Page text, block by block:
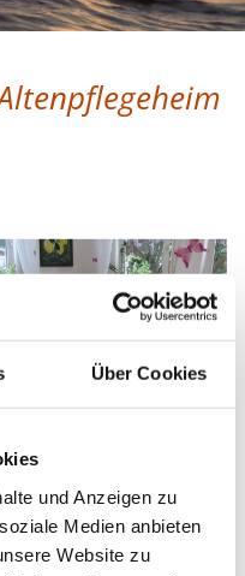
Über Cookies
und Anzeigen zu
Medien anbieten
Website zu